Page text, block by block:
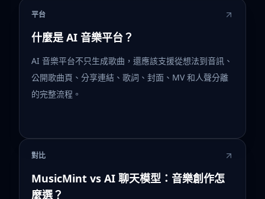
平台
什麼是 AI 音樂平台？
AI 音樂平台不只生成歌曲，還應該支援從想法到音訊、
公開歌曲頁、分享連結、歌詞、封面、MV 和人聲分離
的完整流程。
對比
MusicMint vs AI 聊天模型：音樂創作怎
麼選？